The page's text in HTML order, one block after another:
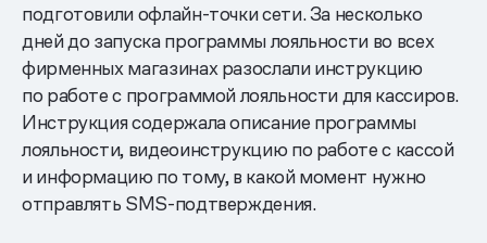
подготовили офлайн-точки сети. За несколько
дней до запуска программы лояльности во всех
фирменных магазинах разослали инструкцию
по работе с программой лояльности для кассиров.
Инструкция содержала описание программы
лояльности, видеоинструкцию по работе с кассой
и информацию по тому, в какой момент нужно
отправлять SMS-подтверждения.